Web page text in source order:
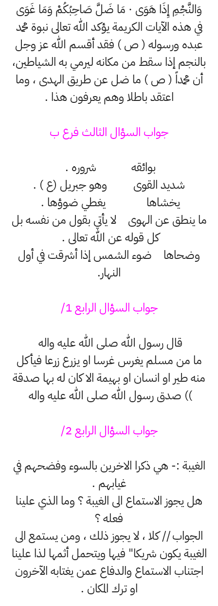
وَالنَّجْمِ إِذَا هَوَى · مَا ضَلَّ صَاحِبُكُمْ وَمَا غَوَى
في هذه الآيات الكريمة يؤكد الله تعالى نبوة محمد
عبده ورسوله ( ص ) فقد أقسم الله عز وجل
بالنجم إذا سقط من مكانه ليرمي به الشياطين،
أن محمداً ( ص ) ما ضل عن طريق الهدى ، وما
اعتقد باطلا وهم يعرفون هذا .
جواب السؤال الثالث فرع ب
بوائقه شروره .
شدید القوى وهو جبريل (ع ) .
يخشاها يغطي ضوؤها .
ما ينطق عن الهوى لا يأتي بقول من نفسه بل
كل قوله عن الله تعالى .
وضحاها ضوء الشمس إذا أشرقت في أول
النهار.
جواب السؤال الرابع 1/
قال رسول الله صلى الله عليه واله
ما من مسلم يغرس غرسا او يزرع زرعا فيأكل
منه طير او انسان او بهيمة الا كان له بها صدقة
)) صدق رسول الله صلى الله عليه واله
جواب السؤال الرابع 2/
الغيبة :- هي ذكرا الاخرين بالسوء وفضحهم في
غيابهم .
هل يجوز الاستماع الى الغيبة ؟ وما الذي علينا
فعله ؟
الجواب // كلا ، لا يجوز ذلك ، ومن يستمع الى
الغيبة يكون شريكا" فيها ويتحمل أثمها لذا علينا
اجتناب الاستماع والدفاع عمن يغتابه الآخرون
او ترك المكان .